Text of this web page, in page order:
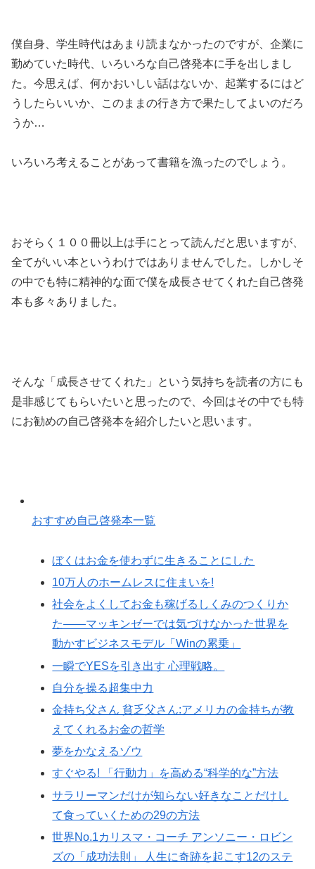
僕自身、学生時代はあまり読まなかったのですが、企業に
勤めていた時代、いろいろな自己啓発本に手を出しまし
た。今思えば、何かおいしい話はないか、起業するにはど
うしたらいいか、このままの行き方で果たしてよいのだろ
うか…
いろいろ考えることがあって書籍を漁ったのでしょう。
おそらく１００冊以上は手にとって読んだと思いますが、
全てがいい本というわけではありませんでした。しかしそ
の中でも特に精神的な面で僕を成長させてくれた自己啓発
本も多々ありました。
そんな「成長させてくれた」という気持ちを読者の方にも
是非感じてもらいたいと思ったので、今回はその中でも特
にお勧めの自己啓発本を紹介したいと思います。
おすすめ自己啓発本一覧
ぼくはお金を使わずに生きることにした
10万人のホームレスに住まいを!
社会をよくしてお金も稼げるしくみのつくりか
た――マッキンゼーでは気づけなかった世界を
動かすビジネスモデル「Winの累乗」
一瞬でYESを引き出す 心理戦略。
自分を操る超集中力
金持ち父さん 貧乏父さん:アメリカの金持ちが教
えてくれるお金の哲学
夢をかなえるゾウ
すぐやる! 「行動力」を高める“科学的な”方法
サラリーマンだけが知らない好きなことだけし
て食っていくための29の方法
世界No.1カリスマ・コーチ アンソニー・ロビン
ズの「成功法則」 人生に奇跡を起こす12のステ